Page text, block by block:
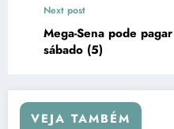
Next post
Mega-Sena pode
sábado (5)
VEJA TAMBÉM